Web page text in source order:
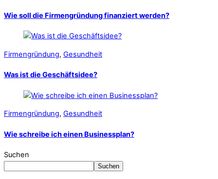
Wie soll die Firmengründung finanziert werden?
Firmengründung, Gesundheit
Was ist die Geschäftsidee?
Firmengründung, Gesundheit
Wie schreibe ich einen Businessplan?
Suchen
Suchen